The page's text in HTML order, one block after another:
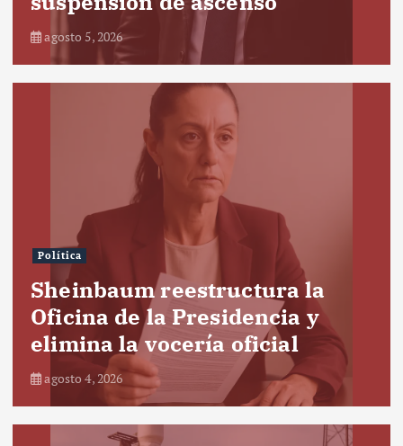
agosto 5, 2026
Política
Sheinbaum reestructura la
Oficina de la Presidencia y
elimina la vocería oficial
agosto 4, 2026